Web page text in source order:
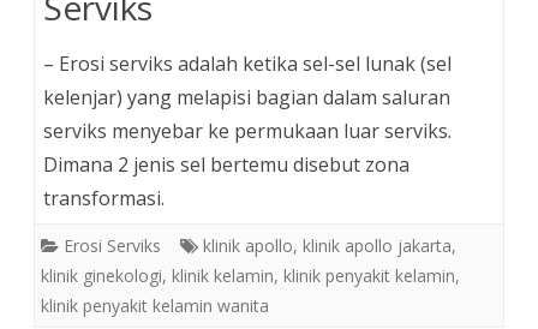
– Erosi serviks adalah ketika sel-sel lunak (sel
kelenjar) yang melapisi bagian dalam saluran
serviks menyebar ke permukaan luar serviks.
Dimana 2 jenis sel bertemu disebut zona
transformasi.
Erosi Serviks klinik apollo, klinik apollo jakarta,
klinik ginekologi, klinik kelamin, klinik penyakit kelamin,
klinik penyakit kelamin wanita